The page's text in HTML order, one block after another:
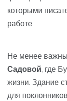
которыми
работе.
Не менее
Садовой, где
жизни. Здание
для